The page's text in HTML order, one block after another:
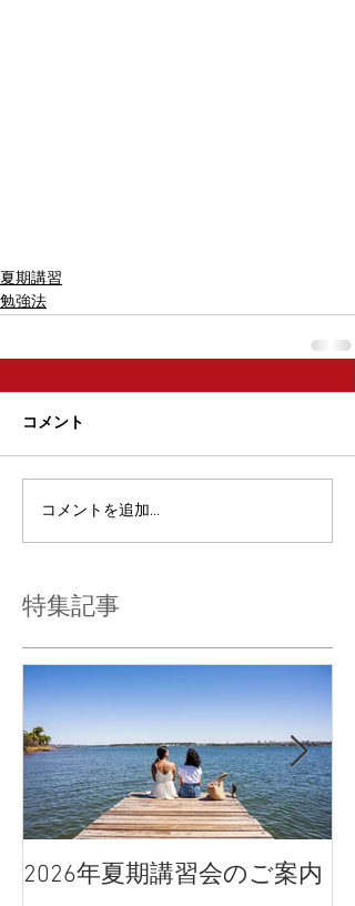
夏期講習
勉強法
コメント
コメントを追加…
特集記事
2026年夏期講習会のご案内